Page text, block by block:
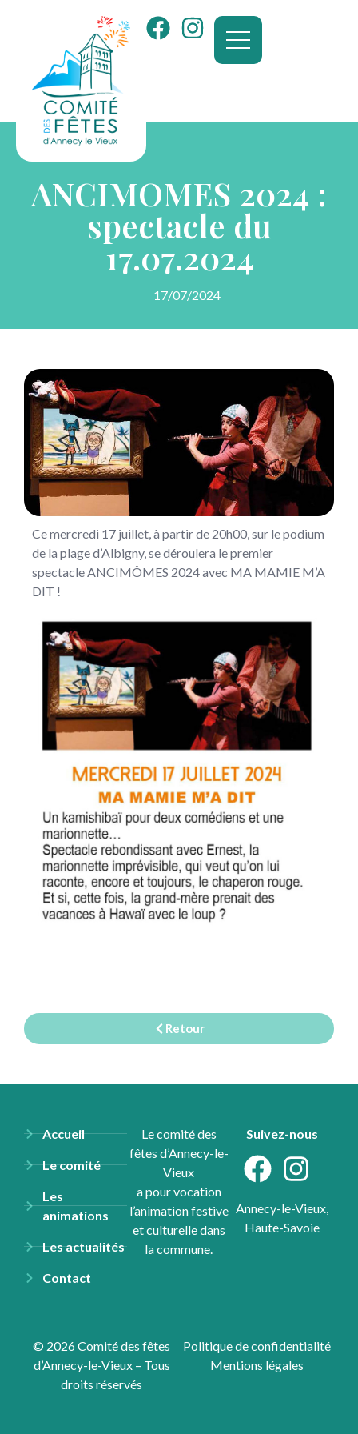
ANCIMOMES 2024 :
spectacle du
17.07.2024
17/07/2024
Ce mercredi 17 juillet, à partir de 20h00, sur le podium
de la plage d’Albigny, se déroulera le premier
spectacle ANCIMÔMES 2024 avec MA MAMIE M’A
DIT !
Retour
Accueil
Le comité
Les
animations
Les actualités
Contact
Le comité des
fêtes d’Annecy-le-
Vieux
a pour vocation
l’animation festive
et culturelle dans
la commune.
Suivez-nous
Annecy-le-Vieux,
Haute-Savoie
© 2026 Comité des fêtes
d’Annecy-le-Vieux – Tous
droits réservés
Politique de confidentialité
Mentions légales